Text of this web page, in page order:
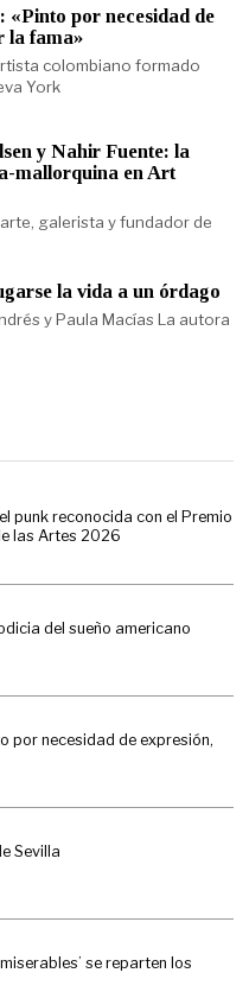
«Pinto por necesidad de
la fama»
colombiano formado
York
y Nahir Fuente: la
mallorquina en Art
galerista y fundador de
la vida a un órdago
y Paula Macías La autora
punk reconocida con el Premio
las Artes 2026
del sueño americano
por necesidad de expresión,
Sevilla
se reparten los